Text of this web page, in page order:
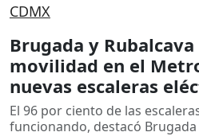
CDMX
Brugada y
movilidad en el
nuevas escaleras
El 96 por ciento de las
funcionando, destacó